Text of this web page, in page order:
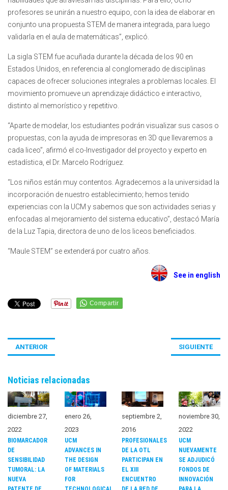
profesores se unirán a nuestro equipo, con la idea de elaborar en
conjunto una propuesta STEM de manera integrada, para luego
validarla en el aula de matemáticas”, explicó.
La sigla STEM fue acuñada durante la década de los 90 en
Estados Unidos, en referencia al conglomerado de disciplinas
capaces de ofrecer soluciones integrales a problemas locales. El
movimiento promueve un aprendizaje didáctico e interactivo,
distinto al memorístico y repetitivo.
“Aparte de modelar, los estudiantes podrán visualizar sus casos o
propuestas, con la ayuda de impresoras en 3D que llevaremos a
cada liceo”, afirmó el co-Investigador del proyecto y experto en
estadística, el Dr. Marcelo Rodríguez.
“Los niños están muy contentos. Agradecemos a la universidad la
incorporación de nuestro establecimiento; hemos tenido
experiencias con la UCM y sabemos que son actividades serias y
enfocadas al mejoramiento del sistema educativo”, destacó María
de la Luz Tapia, directora de uno de los liceos beneficiados.
“Maule STEM” se extenderá por cuatro años.
See in english
ANTERIOR SIGUIENTE
Noticias relacionadas
diciembre 27,
2022
BIOMARCADOR
DE
SENSIBILIDAD
TUMORAL: LA
NUEVA
enero 26,
2023
UCM
ADVANCES IN
THE DESIGN
OF MATERIALS
FOR
septiembre 2,
2016
PROFESIONALES
DE LA OTL
PARTICIPAN EN
EL XIII
ENCUENTRO
noviembre 30,
2022
UCM
NUEVAMENTE
SE ADJUDICÓ
FONDOS DE
INNOVACIÓN